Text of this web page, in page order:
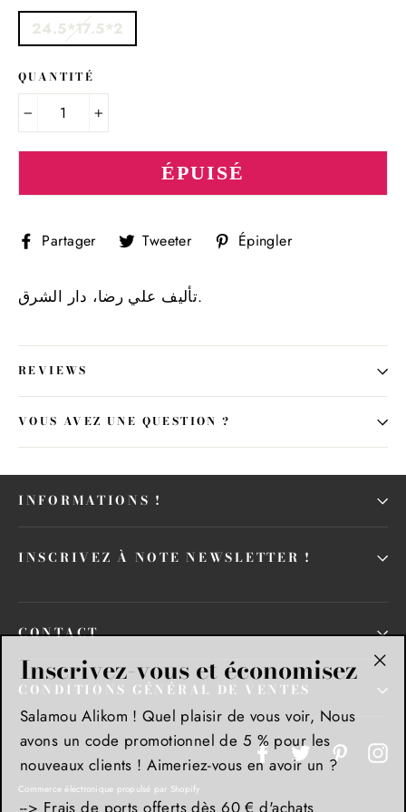
24.5*17.5*2
QUANTITÉ
ÉPUISÉ
Partager PartagerTweeter Tweeter
sur
Épingler
تأليف علي رضا، دار الشرق.
REVIEWS
VOUS AVEZ UNE QUESTION ?
Inscrivez-vous et économisez
Salamou Alikom ! Quel plaisir de vous voir, Nous
avons un code promotionnel de 5 % pour les
nouveaux clients ! Aimeriez-vous en avoir un ?
--> Frais de ports offerts dès 60 € d'achats
INFORMATIONS !
INSCRIVEZ À NOTE NEWSLETTER !
CONTACT
CONDITIONS GÉNÉRAL DE VENTES
Facebook
Twitter
Commerce électronique propulsé par Shopify